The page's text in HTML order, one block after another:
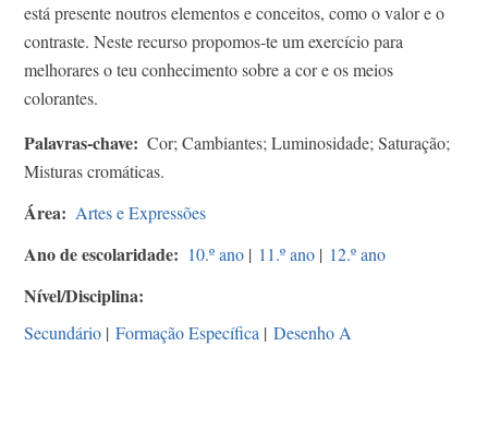
está presente noutros elementos e conceitos, como o valor e o
contraste. Neste recurso propomos-te um exercício para
melhorares o teu conhecimento sobre a cor e os meios
colorantes.
Palavras-chave
Cor; Cambiantes; Luminosidade; Saturação;
Misturas cromáticas.
Área Artes e Expressões
Ano de escolaridade 10.º ano | 11.º ano | 12.º ano
Nível/Disciplina
Secundário | Formação Específica | Desenho A